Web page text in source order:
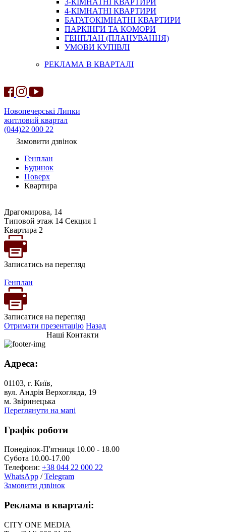
3-КІМНАТНІ КВАРТИРИ
4-КІМНАТНІ КВАРТИРИ
БАГАТОКІМНАТНІ КВАРТИРИ
ПАРКІНГИ ТА КОМОРИ
ГЕНПЛАН (ПЛАНУВАННЯ)
УМОВИ КУПІВЛІ
РЕКЛАМА В КВАРТАЛІ
Новопечерські Липки
житловий квартал
(044)22 000 22
Замовити дзвінок
Генплан
Будинок
Поверх
Квартира
Драгомирова, 14
Типовой этаж 14 Секция 1
Квартира 2
Записатись на перегляд
Генплан
Записатися на перегляд
Отримати презентацію Назад
Наші Контакти
Адреса:
01103, г. Київ,
вул. Андрія Верхогляда, 19
м. Звіринецька
Переглянути на мапі
Графік роботи
Понеділок-П'ятниця 10.00 - 18.00
Субота 10.00-17.00
Телефони: +38 044 22 000 22
WhatsApp /Telegram
Замовити дзвінок
Реклама в кварталі:
CITY ONE MEDIA